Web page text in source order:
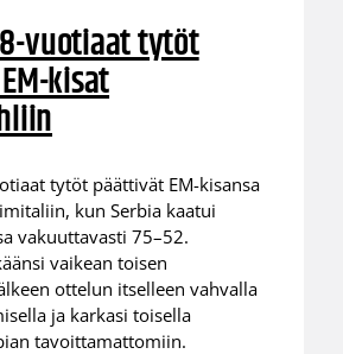
vuotiaat tytöt
kisat
tytöt päättivät EM-kisansa
kun Serbia kaatui
vakuuttavasti 75–52.
vaikean toisen
ottelun itselleen vahvalla
ja karkasi toisella
tavoittamattomiin.